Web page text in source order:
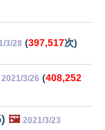
3/28 (397,517次)
2021/3/26 (408,252
🖼️ 2021/3/23